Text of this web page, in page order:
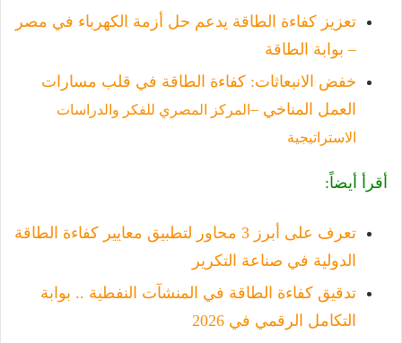
تعزيز كفاءة الطاقة يدعم حل أزمة الكهرباء في مصر
– بوابة الطاقة
خفض الانبعاثات: كفاءة الطاقة في قلب مسارات
العمل المناخي –المركز المصري للفكر والدراسات
الاستراتيجية
أقرأ أيضاً:
تعرف على أبرز 3 محاور لتطبيق معايير كفاءة الطاقة
الدولية في صناعة التكرير
تدقيق كفاءة الطاقة في المنشآت النفطية .. بوابة
التكامل الرقمي في 2026